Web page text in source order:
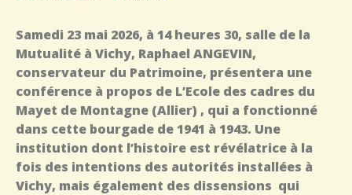
Samedi 23 mai 2026, à 14 heures 30, salle de la
Mutualité à Vichy, Raphael ANGEVIN,
conservateur du Patrimoine, présentera une
conférence à propos de L’Ecole des cadres du
Mayet de Montagne (Allier) , qui a fonctionné
dans cette bourgade de 1941 à 1943. Une
institution dont l’histoire est révélatrice à la
fois des intentions des autorités installées à
Vichy, mais également des dissensions qui